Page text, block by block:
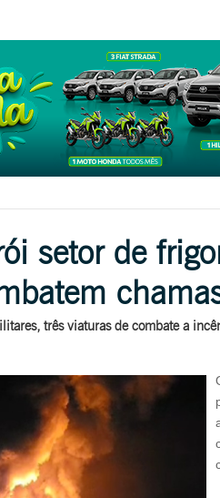
setor de
três viaturas de combate a